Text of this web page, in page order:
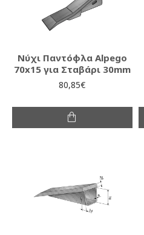
Νύχι Παντόφλα Alpego
70x15 για Σταβάρι 30mm
80,85€